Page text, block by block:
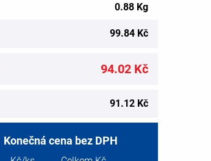
0.88 Kg
99.84 Kč
94.02 Kč
91.12 Kč
Konečná cena bez DPH